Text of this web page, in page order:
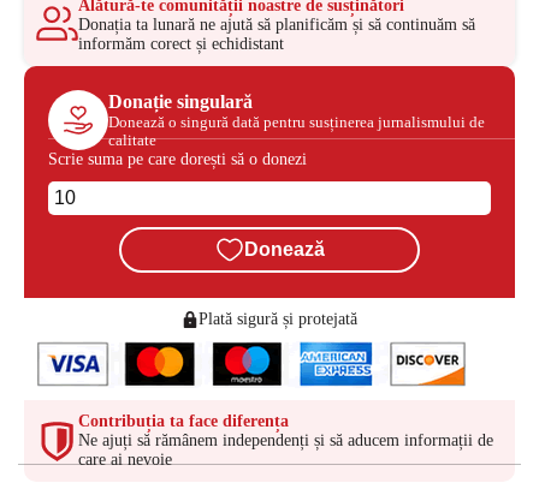
Alătură-te comunității noastre de susținători
Donația ta lunară ne ajută să planificăm și să continuăm să
informăm corect și echidistant
Donație singulară
Donează o singură dată pentru susținerea jurnalismului de
calitate
Scrie suma pe care dorești să o donezi
Donează
Plată sigură și protejată
Contribuția ta face diferența
Ne ajuți să rămânem independenți și să aducem informații de
care ai nevoie